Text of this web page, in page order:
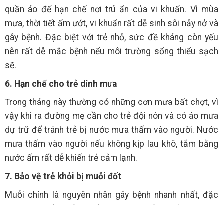
quần áo để hạn chế nơi trú ẩn của vi khuẩn. Vì mùa
mưa, thời tiết ẩm ướt, vi khuẩn rất dễ sinh sôi nảy nở và
gây bệnh. Đặc biệt với trẻ nhỏ, sức đề kháng còn yếu
nên rất dễ mắc bệnh nếu môi trường sống thiếu sạch
sẽ.
6. Hạn chế cho trẻ dính mưa
Trong tháng này thường có những cơn mưa bất chợt, vì
vậy khi ra đường mẹ cần cho trẻ đội nón và có áo mưa
dự trữ để tránh trẻ bị nước mưa thấm vào người. Nước
mưa thấm vào người nếu không kịp lau khô, tắm bằng
nước ấm rất dễ khiến trẻ cảm lạnh.
7. Bảo vệ trẻ khỏi bị muỗi đốt
Muỗi chính là nguyên nhân gây bệnh nhanh nhất, đặc